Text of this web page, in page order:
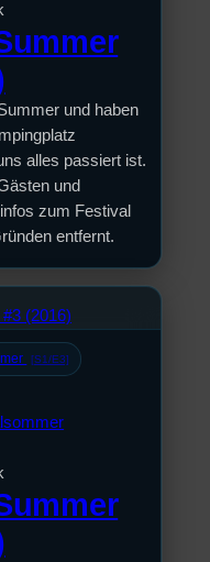
und haben
alles passiert ist.
und
zum Festival
entfernt.
[S1/E3]